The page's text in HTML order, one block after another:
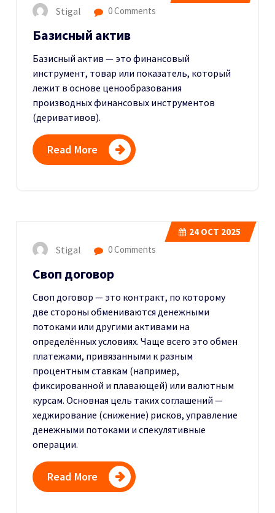
Stigal 0 Comments
Базисный актив
Базисный актив — это финансовый
инструмент, товар или показатель, который
лежит в основе ценообразования
производных финансовых инструментов
(деривативов).
Read More
24 OCT 2025
Stigal 0 Comments
Своп договор
Своп договор — это контракт, по которому
две стороны обмениваются денежными
потоками или другими активами на
определённых условиях. Чаще всего это обмен
платежами, привязанными к разным
процентным ставкам (например,
фиксированной и плавающей) или валютным
курсам. Основная цель таких соглашений —
хеджирование (снижение) рисков, управление
денежными потоками и спекулятивные
операции.
Read More